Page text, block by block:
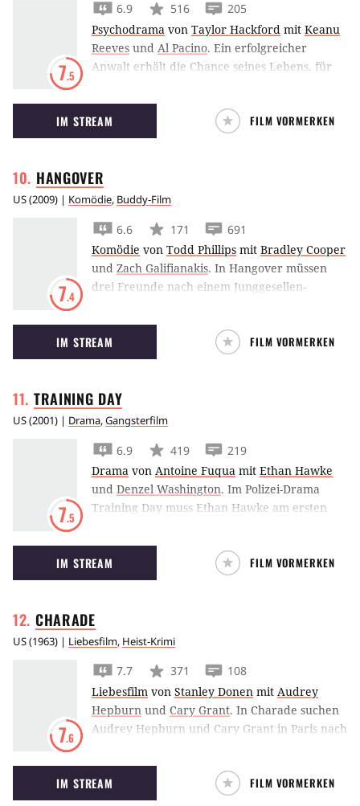
7.5
6.9 516
205
Psychodrama von Taylor Hackford mit Keanu
Reeves und Al Pacino. Ein erfolgreicher
Anwalt erhält die Chance seines Lebens, für
nicht, dass er
unterwegs ist.
IM STREAM FILM VORMERKEN
HANGOVER
US(2009) | Komödie, Buddy-Film
7.4
6.6 171
691
Komödie von Todd Phillips mit Bradley Cooper
und Zach Galifianakis. In Hangover müssen
drei Freunde nach einem Junggesellen-
Ereignisse des Abends rekonstruieren, um den
verschwundenen Bräutigam zu finden.
IM STREAM FILM VORMERKEN
TRAINING DAY
US(2001) | Drama,Gangsterfilm
7.5
6.9 419
219
Drama von Antoine Fuqua mit Ethan Hawke
und Denzel Washington. Im Polizei-Drama
Training Day muss Ethan Hawke am ersten
korrupten Partner Denzel Washington fertig
werden.
IM STREAM FILM VORMERKEN
CHARADE
US(1963) | Liebesfilm, Heist-Krimi
7.6
7.7 371
108
Liebesfilm von Stanley Donen mit Audrey
Hepburn und Cary Grant. In Charade suchen
Audrey Hepburn und Cary Grant in Paris nach
Weltkrieg, hinter dem auch skurpellose Ex-
Soldaten her sind. Doch in Charade ist
niemand der, der er zu sein Vorgibt.
IM STREAM FILM VORMERKEN